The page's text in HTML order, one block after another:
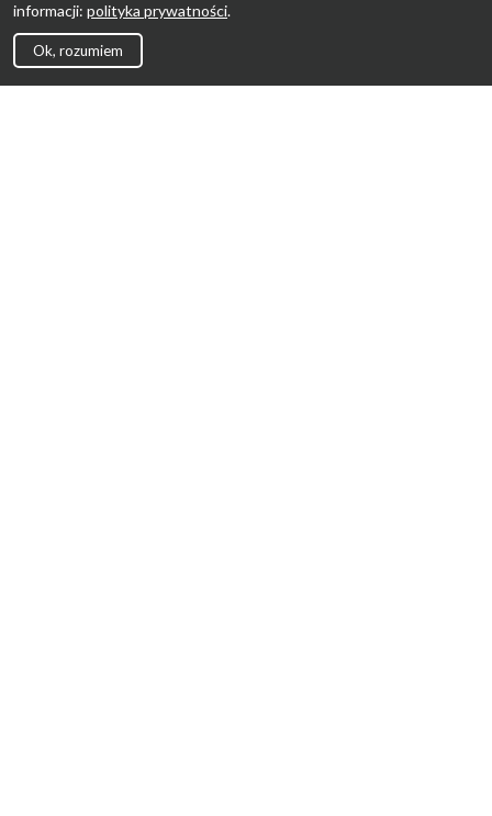
informacji: polityka prywatności.
Ok, rozumiem